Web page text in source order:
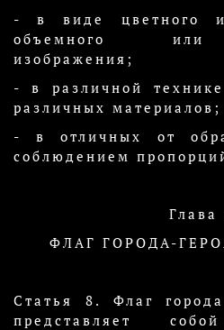
- в виде цветного
объемного или
изображения;
- в различной
различных материалов;
- в отличных от
соблюдением
Глава
ФЛАГ ГОРОДА-
Статья 8. Флаг
представляет